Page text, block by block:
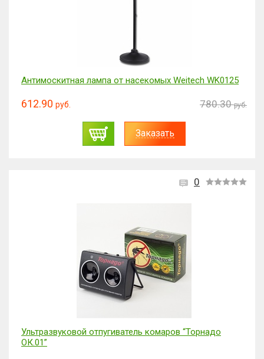
Антимоскитная лампа от насекомых Weitech WK0125
612.90 руб. 780.30 руб.
Заказать
0
Ультразвуковой отпугиватель комаров “Торнадо
ОК.01”